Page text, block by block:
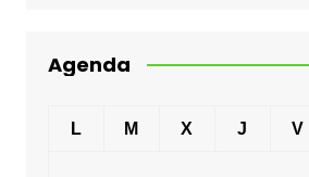
Agenda
L M X J V